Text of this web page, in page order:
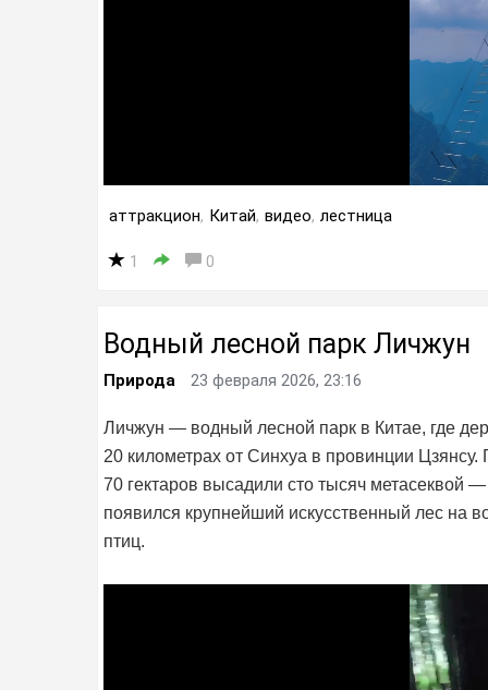
аттракцион, Китай, видео, лестница
1 0
Водный лесной парк Личжун
Природа 23 февраля 2026, 23:16
Личжун — водный лесной парк в Китае, где
20 километрах от Синхуа в провинции
70 гектаров высадили сто тысяч метасеквой
появился крупнейший искусственный лес на
птиц.